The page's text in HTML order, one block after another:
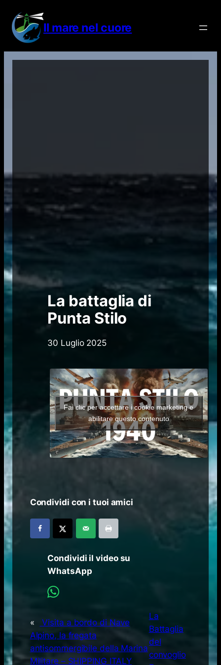
contenuto
Il mare nel cuore
La battaglia di
Punta Stilo
30 Luglio 2025
Fai clic per accettare i cookie marketing e
abilitare questo contenuto
Condividi con i tuoi amici
Condividi il video su
WhatsApp
«
Visita a bordo di Nave
Alpino, la fregata
antisommergibile della Marina
Militare – SHIPPING ITALY
La
Battaglia
del
convoglio